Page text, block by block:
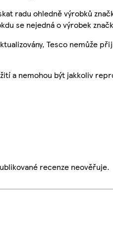
radu ohledně výrobků
se nejedná o výrobek
Tesco nemůže
a nemohou být jakkoliv
recenze neověřuje.